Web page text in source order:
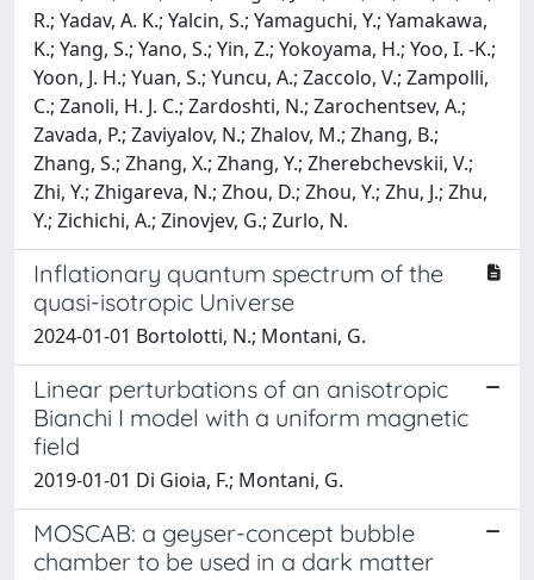
Inflationary quantum spectrum of the
quasi-isotropic Universe
2024-01-01 Bortolotti, N.; Montani, G.
Linear perturbations of an anisotropic
Bianchi I model with a uniform magnetic
field
2019-01-01 Di Gioia, F.; Montani, G.
MOSCAB: a geyser-concept bubble
chamber to be used in a dark matter